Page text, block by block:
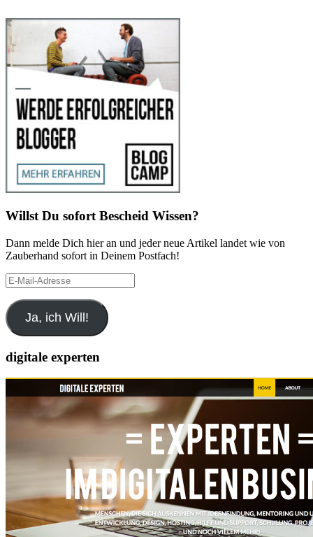
Willst Du sofort Bescheid Wissen?
Dann melde Dich hier an und jeder neue Artikel landet wie von
Zauberhand sofort in Deinem Postfach!
E-
Mail-
Adresse
Ja, ich Will!
digitale experten